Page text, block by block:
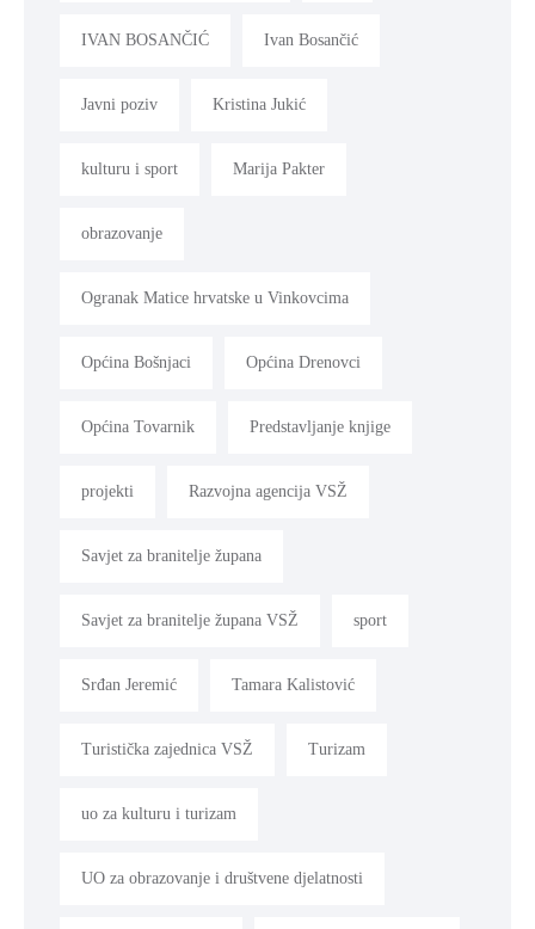
IVAN BOSANČIĆ Ivan Bosančić
Javni poziv Kristina Jukić
kulturu i sport Marija Pakter
obrazovanje
Ogranak Matice hrvatske u Vinkovcima
Općina Bošnjaci Općina Drenovci
Općina Tovarnik Predstavljanje knjige
projekti Razvojna agencija VSŽ
Savjet za branitelje župana
Savjet za branitelje župana VSŽ sport
Srđan Jeremić Tamara Kalistović
Turistička zajednica VSŽ Turizam
uo za kulturu i turizam
UO za obrazovanje i društvene djelatnosti